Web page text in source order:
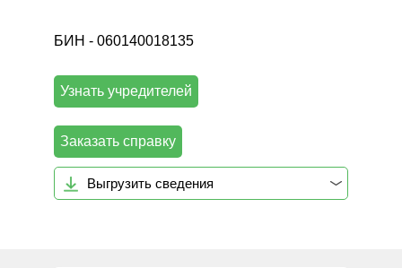
БИН - 060140018135
Узнать учредителей
Заказать справку
Выгрузить сведения